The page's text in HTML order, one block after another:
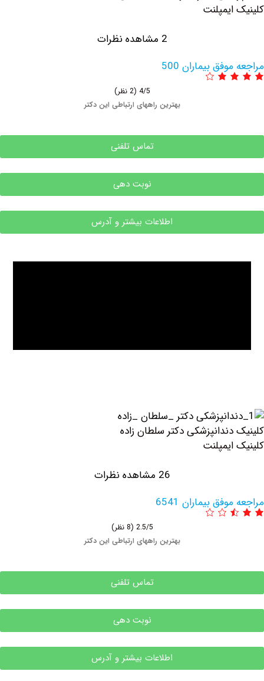
بیماران 500
بهترین راههای ارتباطی این دکتر
تماس تلفنی
نوبت دهی
اطلاعات بیشتر و آدرس
دکتر ‏سلطان ‏زاده
بیماران 6541
بهترین راههای ارتباطی این دکتر
تماس تلفنی
نوبت دهی
اطلاعات بیشتر و آدرس